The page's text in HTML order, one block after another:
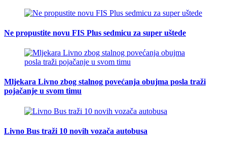
Ne propustite novu FIS Plus sedmicu za super uštede
Mljekara Livno zbog stalnog povećanja obujma posla traži
pojačanje u svom timu
Livno Bus traži 10 novih vozača autobusa